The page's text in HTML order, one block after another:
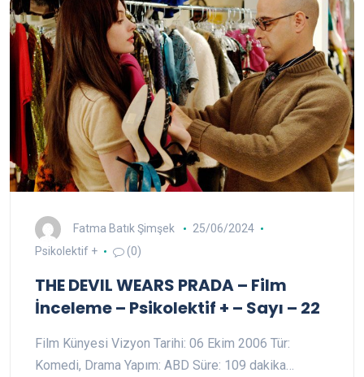
Fatma Batık Şimşek
25/06/2024
Psikolektif +
(0)
THE DEVIL WEARS PRADA – Film
İnceleme – Psikolektif + – Sayı – 22
Film Künyesi Vizyon Tarihi: 06 Ekim 2006 Tür:
Komedi, Drama Yapım: ABD Süre: 109 dakika…